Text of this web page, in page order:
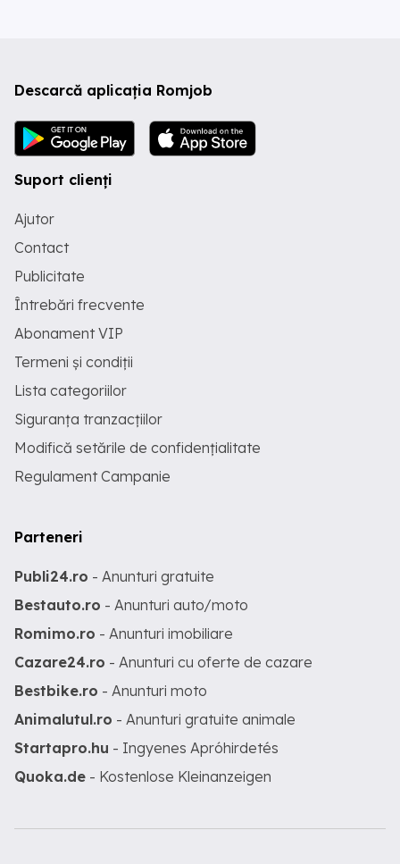
Descarcă aplicația Romjob
Suport clienți
Ajutor
Contact
Publicitate
Întrebări frecvente
Abonament VIP
Termeni și condiții
Lista categoriilor
Siguranța tranzacțiilor
Modifică setările de confidențialitate
Regulament Campanie
Parteneri
Publi24.ro - Anunturi gratuite
Bestauto.ro - Anunturi auto/moto
Romimo.ro - Anunturi imobiliare
Cazare24.ro - Anunturi cu oferte de cazare
Bestbike.ro - Anunturi moto
Animalutul.ro - Anunturi gratuite animale
Startapro.hu - Ingyenes Apróhirdetés
Quoka.de - Kostenlose Kleinanzeigen